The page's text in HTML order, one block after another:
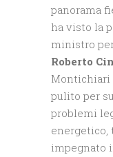
panorama
ha visto la
ministro
Roberto
Montichiari
pulito per
problemi
energetico,
impegnato